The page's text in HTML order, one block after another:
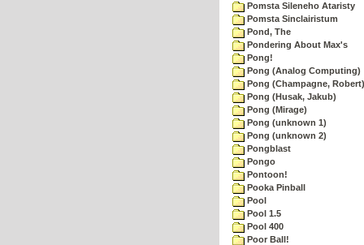
Pomsta Sileneho Ataristy
Pomsta Sinclairistum
Pond, The
Pondering About Max's
Pong!
Pong (Analog Computing)
Pong (Champagne, Robert)
Pong (Husak, Jakub)
Pong (Mirage)
Pong (unknown 1)
Pong (unknown 2)
Pongblast
Pongo
Pontoon!
Pooka Pinball
Pool
Pool 1.5
Pool 400
Poor Ball!